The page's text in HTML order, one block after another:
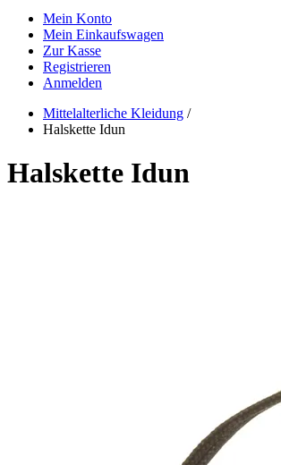
Mein Konto
Mein Einkaufswagen
Zur Kasse
Registrieren
Anmelden
Mittelalterliche Kleidung /
Halskette Idun
Halskette Idun